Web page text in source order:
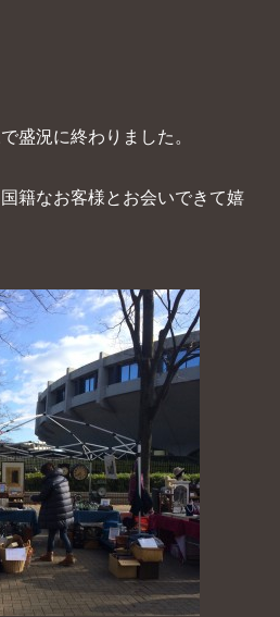
盛況に終わりました。
籍なお客様とお会いできて嬉